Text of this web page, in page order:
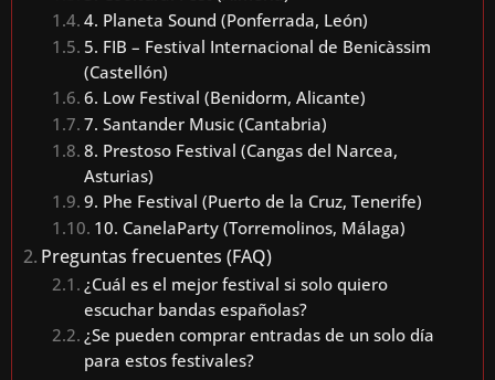
4. Planeta Sound (Ponferrada, León)
5. FIB – Festival Internacional de Benicàssim
(Castellón)
6. Low Festival (Benidorm, Alicante)
7. Santander Music (Cantabria)
8. Prestoso Festival (Cangas del Narcea,
Asturias)
9. Phe Festival (Puerto de la Cruz, Tenerife)
10. CanelaParty (Torremolinos, Málaga)
Preguntas frecuentes (FAQ)
¿Cuál es el mejor festival si solo quiero
escuchar bandas españolas?
¿Se pueden comprar entradas de un solo día
para estos festivales?